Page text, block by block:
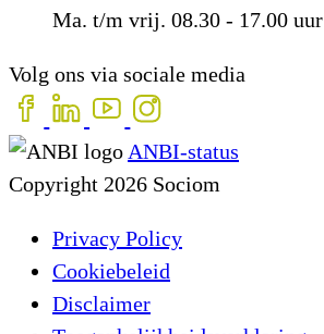
Ma. t/m vrij. 08.30 - 17.00 uur
Volg ons via sociale media
ANBI-status
Copyright 2026 Sociom
Privacy Policy
Cookiebeleid
Disclaimer